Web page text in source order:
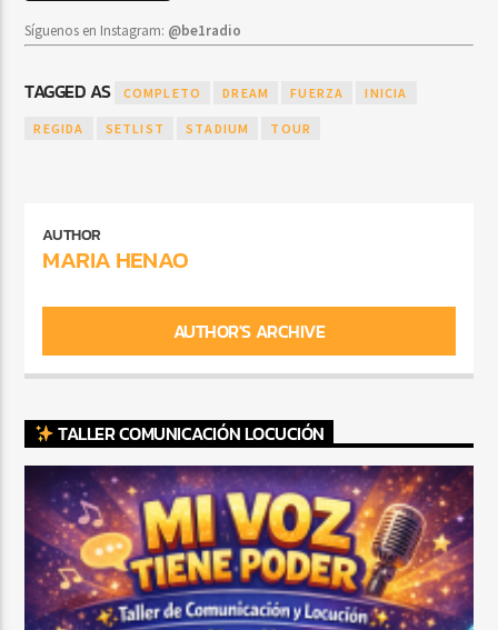
Síguenos en Instagram: @be1radio
TAGGED AS COMPLETO DREAM FUERZA INICIA
REGIDA SETLIST STADIUM TOUR
AUTHOR
MARIA HENAO
AUTHOR'S ARCHIVE
TALLER COMUNICACIÓN LOCUCIÓN